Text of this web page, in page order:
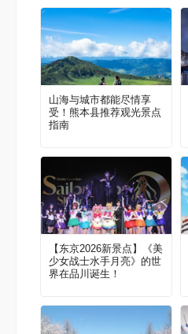
山海与城市都能尽情享
受！熊本县推荐观光景点
指南
【东京2026新景点】《美
少女战士水手月亮》的世
界在品川诞生！